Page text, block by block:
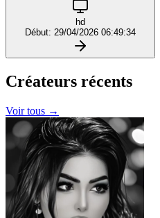
hd
Début: 29/04/2026 06:49:34
Créateurs récents
Voir tous →